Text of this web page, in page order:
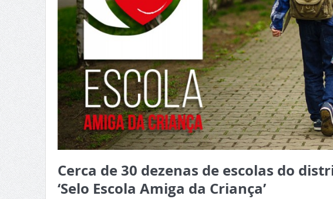
Cerca de 30 dezenas de escolas do
‘Selo Escola Amiga da Criança’